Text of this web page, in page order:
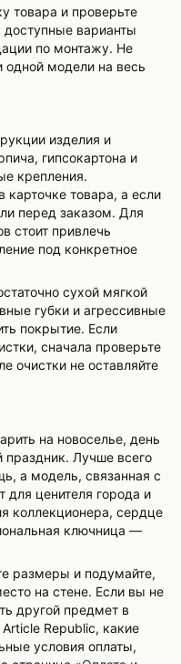
товара и проверьте
варианты
по монтажу. Не
одной модели на весь
изделия и
гипсокартона и
крепления.
товара, а если
перед заказом. Для
стоит привлечь
под конкретное
сухой мягкой
губки и агрессивные
покрытие. Если
сначала проверьте
очистки не оставляйте
на новоселье, день
Лучше всего
а модель, связанная с
ценителя города и
коллекционера, сердце
ключница —
размеры и подумайте,
на стене. Если вы не
другой предмет в
Republic, какие
условия оплаты,